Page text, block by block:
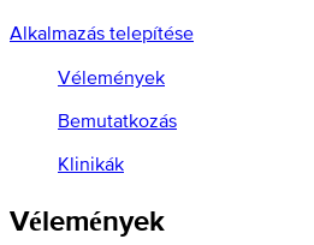
Alkalmazás telepítése
Vélemények
Bemutatkozás
Klinikák
Vélemények